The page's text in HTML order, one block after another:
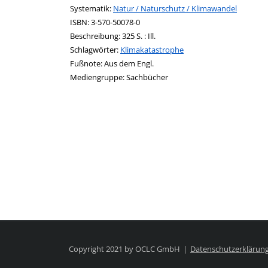
opens in new tab
Diesen Link in neuem Tab öffnen
Systematik: Suche nach dieser Systematik
Natur / Naturschutz / Klimawandel
Suche nach diesem Interessenskreis
ISBN:3-570-50078-0
Beschreibung:325 S. : Ill.
Schlagwörter: Klimakatastrophe
Suche nach dieser Beteiligten Person
Fußnote:Aus dem Engl.
Mediengruppe:Sachbücher
Copyright 2021 by OCLC GmbH